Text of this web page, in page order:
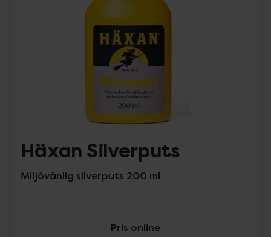
Häxan Silverputs
Miljövänlig silverputs 200 ml
Pris online